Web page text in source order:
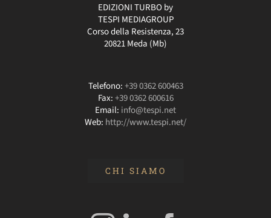
EDIZIONI TURBO by
TESPI MEDIAGROUP
Corso della Resistenza, 23
20821 Meda (Mb)
Telefono:+39 0362 600463
Fax:+39 0362 600616
Email: info@tespi.net
Web: http://www.tespi.net/
CHI SIAMO